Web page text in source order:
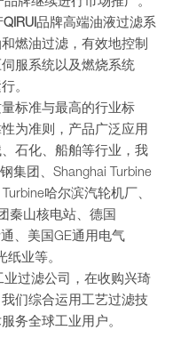
品牌继续进行市场推广。
QIRUI品牌高端油液过滤系
燃油过滤，有效地控制
服系统以及燃烧系统
。
标准与最高的行业标
为准则，产品广泛应用
石化、船舶等行业，我
集团、Shanghai Turbine
哈尔滨汽轮机厂、
秦山核电站、德国
、美国GE通用电气
纸业等。
过滤公司，在收购兴琦
们综合运用工艺过滤技
务全球工业用户。